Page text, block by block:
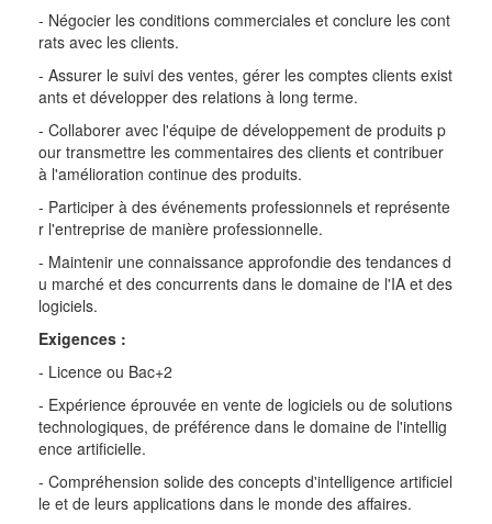
- Négocier les conditions commerciales et conclure les cont
rats avec les clients.
- Assurer le suivi des ventes, gérer les comptes clients exist
ants et développer des relations à long terme.
- Collaborer avec l'équipe de développement de produits p
our transmettre les commentaires des clients et contribuer
à l'amélioration continue des produits.
- Participer à des événements professionnels et représente
r l'entreprise de manière professionnelle.
- Maintenir une connaissance approfondie des tendances d
u marché et des concurrents dans le domaine de l'IA et des
logiciels.
Exigences :
- Licence ou Bac+2
- Expérience éprouvée en vente de logiciels ou de solutions
technologiques, de préférence dans le domaine de l'intellig
ence artificielle.
- Compréhension solide des concepts d'intelligence artificiel
le et de leurs applications dans le monde des affaires.